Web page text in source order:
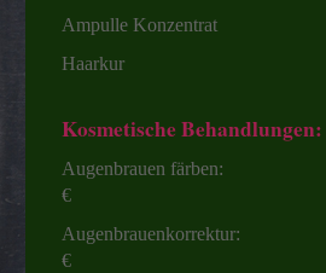
Ampulle
Haarkur
Kosmetische Behandlungen:
Augenbrauen
€
€